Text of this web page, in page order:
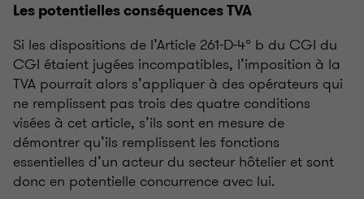
Les potentielles conséquences TVA
Si les dispositions de l’Article 261-D-4° b du CGI du
CGI étaient jugées incompatibles, l’imposition à la
TVA pourrait alors s’appliquer à des opérateurs qui
ne remplissent pas trois des quatre conditions
visées à cet article, s’ils sont en mesure de
démontrer qu’ils remplissent les fonctions
essentielles d’un acteur du secteur hôtelier et sont
donc en potentielle concurrence avec lui.